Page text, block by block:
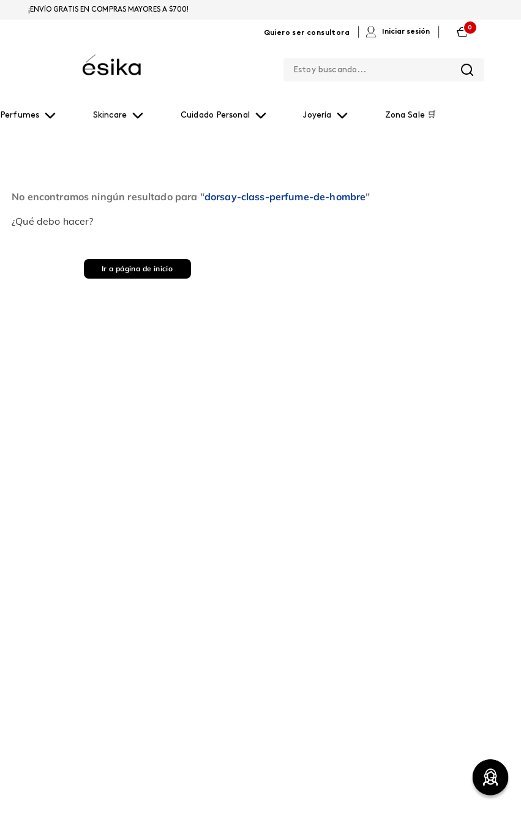
Quiero ser consultora Iniciar sesión
0
Perfumes Skincare Cuidado Personal Joyería Zona Sale 🛒
¡ENVÍO GRATIS EN COMPRAS MAYORES A $700!
No encontramos ningún resultado para "dorsay-class-perfume-de-hombre"
¿Qué debo hacer?
Ir a página de inicio